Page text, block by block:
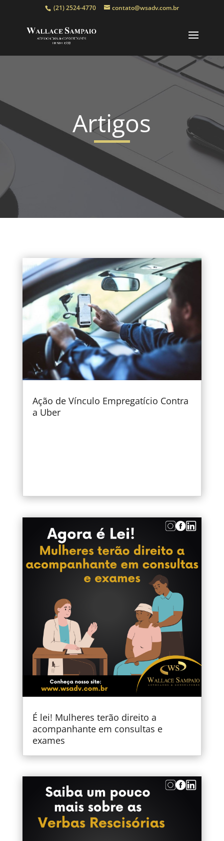
(21) 2524-4770 contato@wsadv.com.br
Artigos
Ação de Vínculo Empregatício Contra
a Uber
É lei! Mulheres terão direito a
acompanhante em consultas e
exames